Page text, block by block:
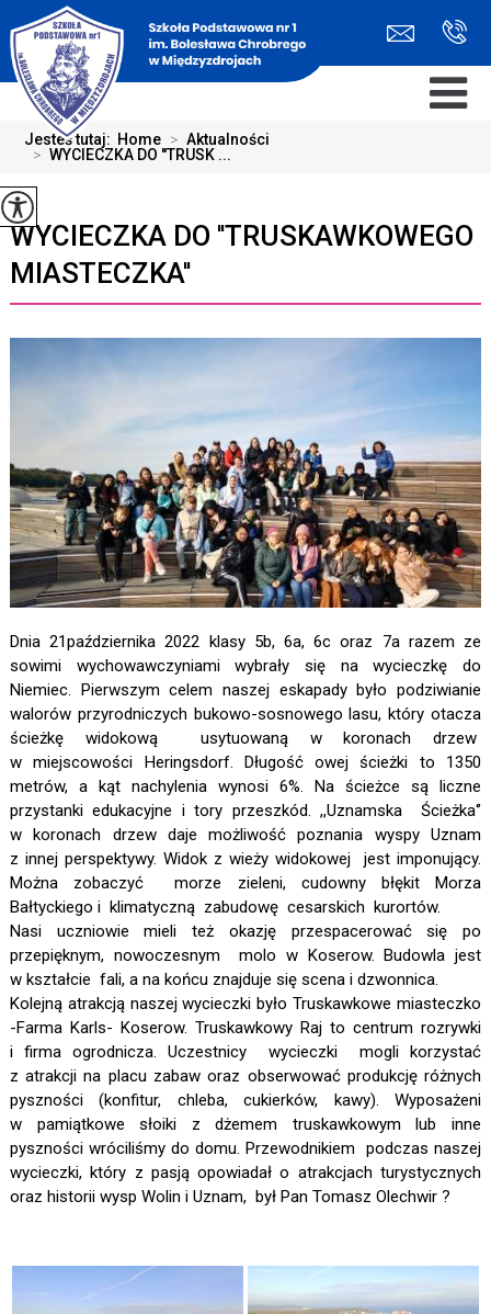
Jesteś tutaj: Home > Aktualności
> WYCIECZKA DO ''TRUSK ...
WYCIECZKA DO ''TRUSKAWKOWEGO
MIASTECZKA''
Dnia 21października 2022 klasy 5b, 6a, 6c oraz 7a razem ze
sowimi wychowawczyniami wybrały się na wycieczkę do
Niemiec. Pierwszym celem naszej eskapady było podziwianie
walorów przyrodniczych bukowo-sosnowego lasu, który otacza
ścieżkę widokową usytuowaną w koronach drzew
w miejscowości Heringsdorf. Długość owej ścieżki to 1350
metrów, a kąt nachylenia wynosi 6%. Na ścieżce są liczne
przystanki edukacyjne i tory przeszkód. ,,Uznamska Ścieżka‘’
w koronach drzew daje możliwość poznania wyspy Uznam
z innej perspektywy. Widok z wieży widokowej jest imponujący.
Można zobaczyć morze zieleni, cudowny błękit Morza
Bałtyckiego i klimatyczną zabudowę cesarskich kurortów.
Nasi uczniowie mieli też okazję przespacerować się po
przepięknym, nowoczesnym molo w Koserow. Budowla jest
w kształcie fali, a na końcu znajduje się scena i dzwonnica.
Kolejną atrakcją naszej wycieczki było Truskawkowe miasteczko
-Farma Karls- Koserow. Truskawkowy Raj to centrum rozrywki
i firma ogrodnicza. Uczestnicy wycieczki mogli korzystać
z atrakcji na placu zabaw oraz obserwować produkcję różnych
pyszności (konfitur, chleba, cukierków, kawy). Wyposażeni
w pamiątkowe słoiki z dżemem truskawkowym lub inne
pyszności wróciliśmy do domu. Przewodnikiem podczas naszej
wycieczki, który z pasją opowiadał o atrakcjach turystycznych
oraz historii wysp Wolin i Uznam, był Pan Tomasz Olechwir ?